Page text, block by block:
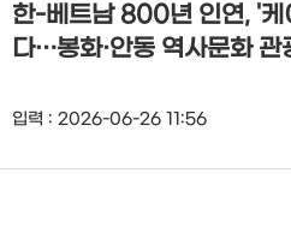
한-베트남 800년 인연, '케
다…봉화·안동 역사문화 관
입력 : 2026-06-26 11:56